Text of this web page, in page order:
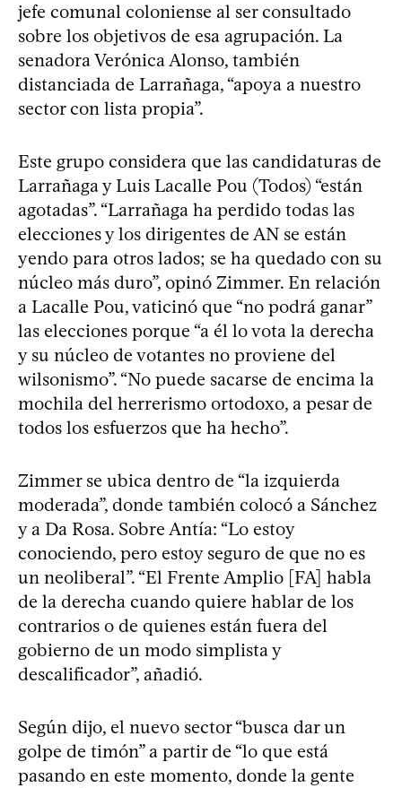
jefe comunal coloniense al ser consultado
sobre los objetivos de esa agrupación. La
senadora Verónica Alonso, también
distanciada de Larrañaga, “apoya a nuestro
sector con lista propia”.
Este grupo considera que las candidaturas de
Larrañaga y Luis Lacalle Pou (Todos) “están
agotadas”. “Larrañaga ha perdido todas las
elecciones y los dirigentes de AN se están
yendo para otros lados; se ha quedado con su
núcleo más duro”, opinó Zimmer. En relación
a Lacalle Pou, vaticinó que “no podrá ganar”
las elecciones porque “a él lo vota la derecha
y su núcleo de votantes no proviene del
wilsonismo”. “No puede sacarse de encima la
mochila del herrerismo ortodoxo, a pesar de
todos los esfuerzos que ha hecho”.
Zimmer se ubica dentro de “la izquierda
moderada”, donde también colocó a Sánchez
y a Da Rosa. Sobre Antía: “Lo estoy
conociendo, pero estoy seguro de que no es
un neoliberal”. “El Frente Amplio [FA] habla
de la derecha cuando quiere hablar de los
contrarios o de quienes están fuera del
gobierno de un modo simplista y
descalificador”, añadió.
Según dijo, el nuevo sector “busca dar un
golpe de timón” a partir de “lo que está
pasando en este momento, donde la gente